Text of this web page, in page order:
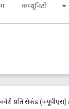
कम्यूनिटी
प्रति सेकंड